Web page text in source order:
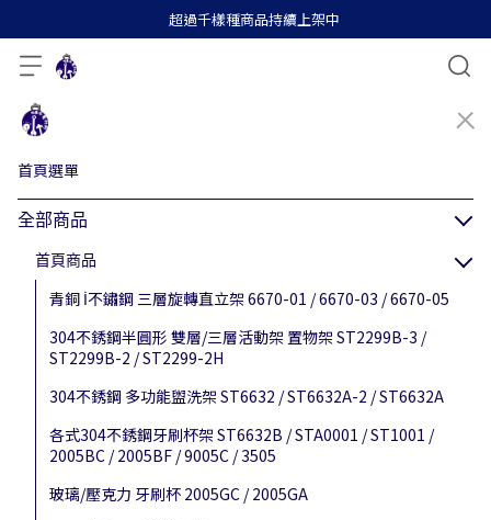
超過千樣種商品持續上架中
首頁選單
全部商品
首頁商品
青銅 İ不鏽鋼 三層旋轉直立架 6670-01 / 6670-03 / 6670-05
304不銹鋼半圓形 雙層/三層活動架 置物架 ST2299B-3 /
ST2299B-2 / ST2299-2H
304不銹鋼 多功能盥洗架 ST6632 / ST6632A-2 / ST6632A
各式304不銹鋼牙刷杯架 ST6632B / STA0001 / ST1001 /
2005BC / 2005BF / 9005C / 3505
玻璃/壓克力 牙刷杯 2005GC / 2005GA